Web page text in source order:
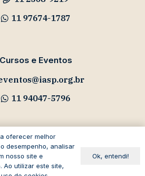
11 97674-1787
Cursos e Eventos
11 94047-5796
Paulista, 1294
andar – Bela Vista
oferecer melhor
desempenho, analisar
nosso site e
Ao utilizar este site,
Ok, entendi!